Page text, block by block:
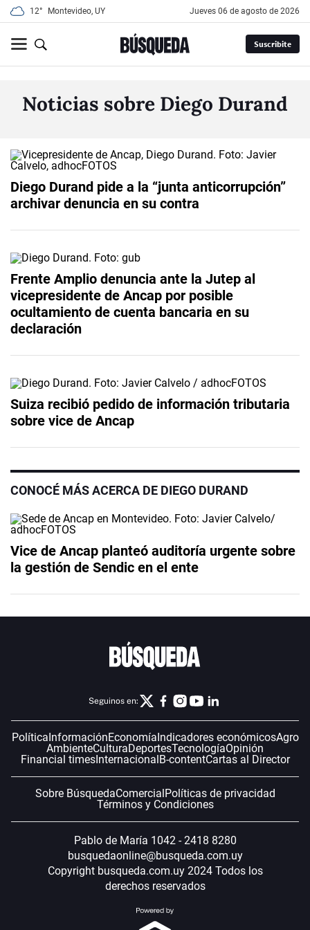
12° Montevideo, UY jueves 06 de agosto de 2026
Suscribite
Noticias sobre Diego Durand
Diego Durand pide a la “junta anticorrupción”
archivar denuncia en su contra
Frente Amplio denuncia ante la Jutep al
vicepresidente de Ancap por posible
ocultamiento de cuenta bancaria en su
declaración
Suiza recibió pedido de información tributaria
sobre vice de Ancap
CONOCÉ MÁS ACERCA DE DIEGO DURAND
Vice de Ancap planteó auditoría urgente sobre
la gestión de Sendic en el ente
Seguinos en:
Política InformaciónEconomía Indicadores económicosAgro
AmbienteCulturaDeportesTecnologíaOpinión
Financial timesInternacional B-contentCartas al Director
Sobre BúsquedaComercial Políticas de privacidad
Términos y Condiciones
Pablo de María 1042 - 2418 8280
busquedaonline@busqueda.com.uy
Copyright busqueda.com.uy 2024 Todos los
derechos reservados